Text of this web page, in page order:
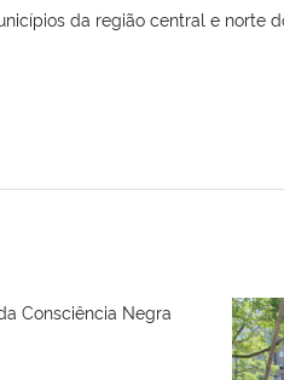
da região central e norte
Consciência Negra